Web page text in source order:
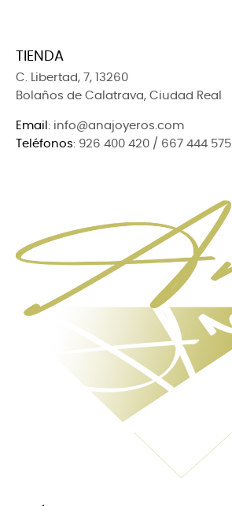
TIENDA
C. Libertad, 7, 13260
Bolaños de Calatrava, Ciudad Real
Email : info@anajoyeros.com
Teléfonos: 926 400 420 / 667 444 575